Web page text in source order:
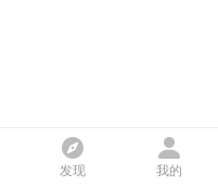
发现 我的